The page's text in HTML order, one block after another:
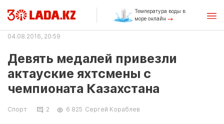
Температура воды в
море онлайн
04.08.2016, 20:59
Девять медалей привезли
актауские яхтсмены с
чемпионата Казахстана
Спорт 2 6 825 Сергей Кораблев